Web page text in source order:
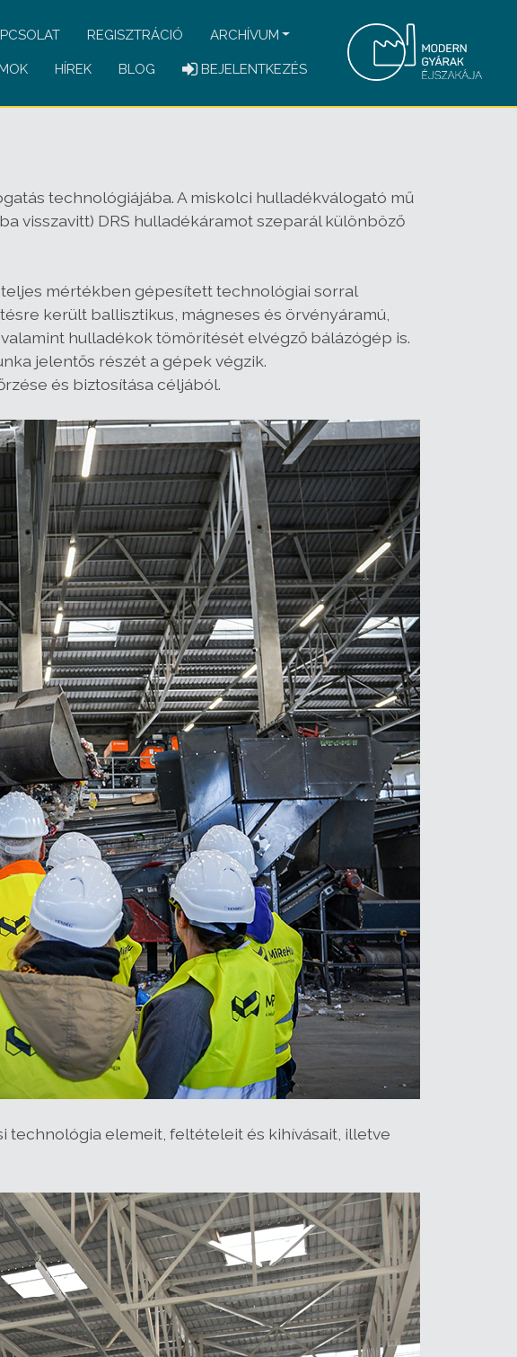
REGISZTRÁCIÓ ARCHÍVUM
HÍREK BLOG BEJELENTKEZÉS
technológiájába. A miskolci hulladékválogató mű
visszavitt) DRS hulladékáramot szeparál különböző
mértékben gépesített technológiai sorral
került ballisztikus, mágneses és örvényáramú,
hulladékok tömörítését elvégző bálázógép is.
jelentős részét a gépek végzik.
és biztosítása céljából.
technológia elemeit, feltételeit és kihívásait, illetve